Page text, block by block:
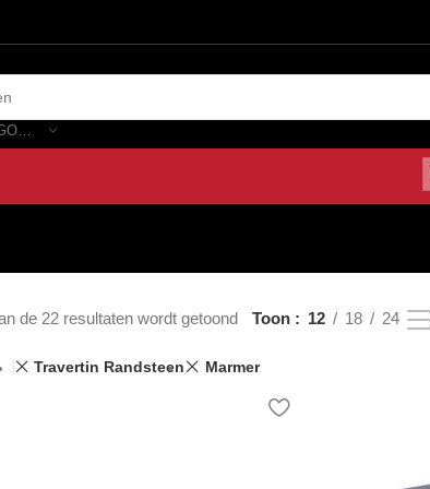
de 22 resultaten wordt getoond Toon 12 18 24
Travertin Randsteen Marmer